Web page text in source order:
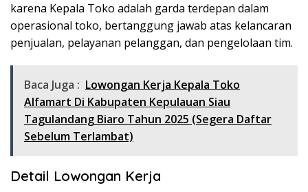
karena Kepala Toko adalah garda terdepan dalam
operasional toko, bertanggung jawab atas kelancaran
penjualan, pelayanan pelanggan, dan pengelolaan tim.
Baca Juga : Lowongan Kerja Kepala Toko
Alfamart Di Kabupaten Kepulauan Siau
Tagulandang Biaro Tahun 2025 (Segera Daftar
Sebelum Terlambat)
Detail Lowongan Kerja